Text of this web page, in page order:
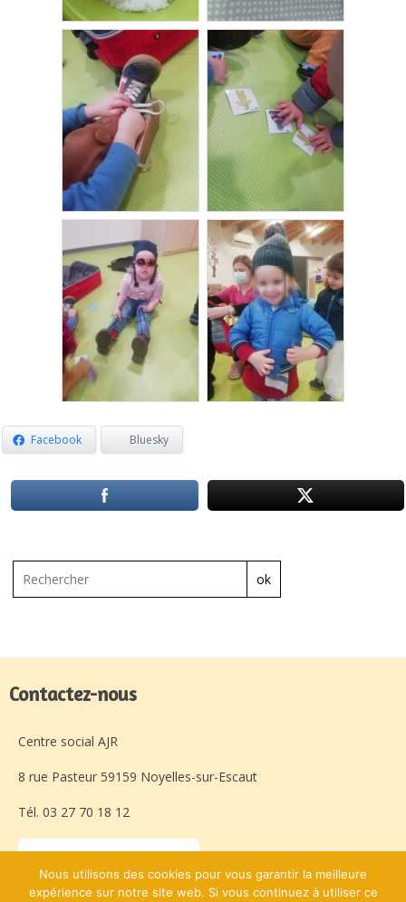
Facebook Bluesky
ok
Contactez-nous
Centre social AJR
8 rue Pasteur 59159 Noyelles-sur-Escaut
Tél. 03 27 70 18 12
Laissez-nous un message
Nous utilisons des cookies pour vous garantir la meilleure
expérience sur notre site web. Si vous continuez à utiliser ce